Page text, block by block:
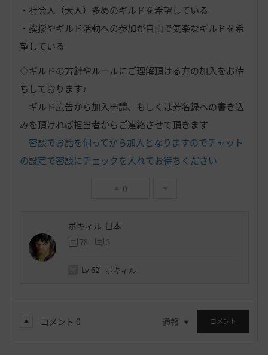
・社会人（大人）多めのギルドを希望している
・挨拶やギルド活動への参加が自由で気楽なギルドを希
望している
◇ギルドの方針やルールにご理解頂ける方の加入をお待
ちしております♪
ギルド広告から加入申請、もしくは芳名録への書き込
みを頂ければ担当者からご連絡させて頂きます
密談でお話を伺ってから加入となりますのでチャット
の設定で密談にチェックを入れてお待ちください
0
ポキィル-日本
78 3
Lv 62 ポキィル
コメント 0 通報 コメント